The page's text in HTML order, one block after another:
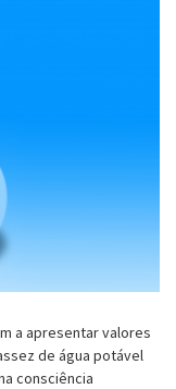
a apresentar valores
de água potável
consciência